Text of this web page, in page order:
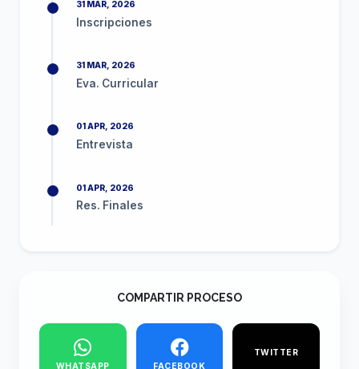
31 MAR, 2026
Inscripciones
31 MAR, 2026
Eva. Curricular
01 APR, 2026
Entrevista
01 APR, 2026
Res. Finales
COMPARTIR PROCESO
WHATSAPP FACEBOOK
TWITTER